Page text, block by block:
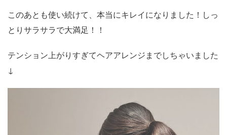
このあとも使い続けて、本当にキレイになりました！しっ
とりサラサラで大満足！！
テンション上がりすぎてヘアアレンジまでしちゃいました
↓